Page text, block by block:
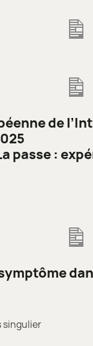
de
passe :
singulier